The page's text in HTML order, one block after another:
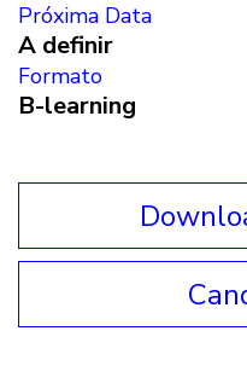
Próxima Data
A definir
Formato
B-learning